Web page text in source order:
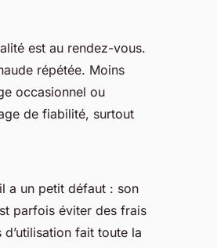
est au rendez-vous.
répétée. Moins
occasionnel ou
de fiabilité, surtout
a un petit défaut : son
parfois éviter des frais
fait toute la